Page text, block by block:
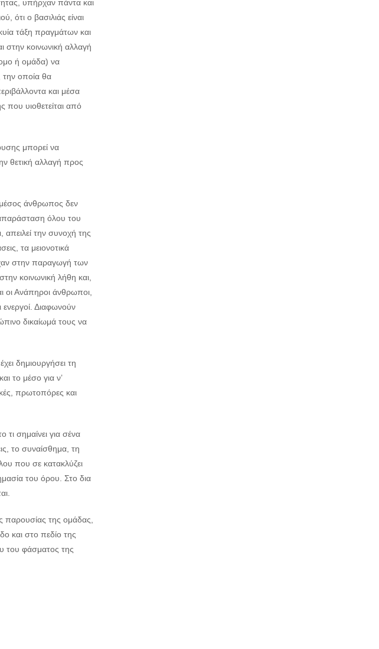
υπήρχαν πάντα και
ότι ο βασιλιάς είναι
τάξη πραγμάτων και
στην κοινωνική αλλαγή
ή ομάδα) να
την οποία θα
και μέσα
που υιοθετείται από
μπορεί να
θετική αλλαγή προς
άνθρωπος δεν
όλου του
την συνοχή της
τα μειονοτικά
στην παραγωγή των
κοινωνική λήθη και,
οι Ανάπηροι άνθρωποι,
Διαφωνούν
δικαίωμά τους να
δημιουργήσει τη
το μέσο για ν’
πρωτοπόρες και
σημαίνει για σένα
το συναίσθημα, τη
που σε κατακλύζει
του όρου. Στο δια
της ομάδας,
και στο πεδίο της
του φάσματος της